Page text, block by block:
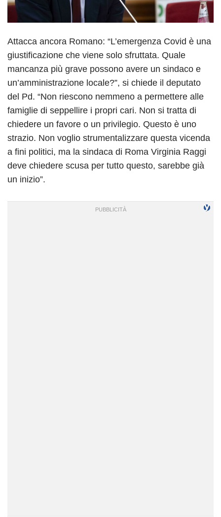
Attacca ancora Romano: “L’emergenza Covid è una
giustificazione che viene solo sfruttata. Quale
mancanza più grave possono avere un sindaco e
un’amministrazione locale?”, si chiede il deputato
del Pd. “Non riescono nemmeno a permettere alle
famiglie di seppellire i propri cari. Non si tratta di
chiedere un favore o un privilegio. Questo è uno
strazio. Non voglio strumentalizzare questa vicenda
a fini politici, ma la sindaca di Roma Virginia Raggi
deve chiedere scusa per tutto questo, sarebbe già
un inizio”.